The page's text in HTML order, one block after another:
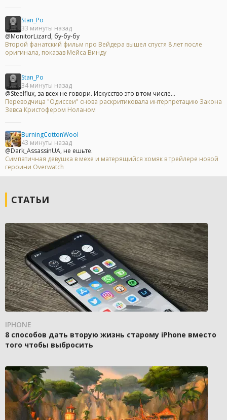
Stan_Po
33 минуты назад
@MonitorLizard, бу-бу-бу
Второй фанатский фильм про Вейдера вышел спустя 8 лет после
оригинала, показав Мейса Винду
Stan_Po
34 минуты назад
@Steelflux, за всех не говори. Искусство это в том числе...
Переводчица "Одиссеи" снова раскритиковала интерпретацию Закона
Зевса Кристофером Ноланом
BurningCottonWool
43 минуты назад
@Dark_AssassinUA, не ешьте.
Симпатичная девушка в мехе и матерящийся хомяк в трейлере новой
героини Overwatch
СТАТЬИ
IPHONE
8 способов дать вторую жизнь старому iPhone вместо
того чтобы выбросить